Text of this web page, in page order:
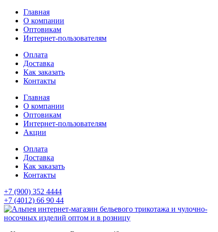
Главная
О компании
Оптовикам
Интернет-пользователям
Оплата
Доставка
Как заказать
Контакты
Главная
О компании
Оптовикам
Интернет-пользователям
Акции
Оплата
Доставка
Как заказать
Контакты
+7 (900) 352 4444
+7 (4012) 66 90 44